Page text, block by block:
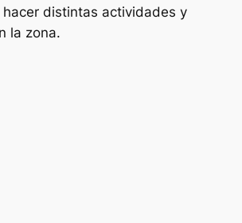
hacer distintas actividades y
la zona.